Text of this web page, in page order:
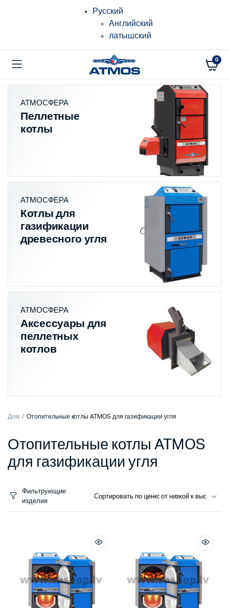
Русский
Английский
латышский
0
АТМОСФЕРА
Пеллетные
котлы
АТМОСФЕРА
Котлы для
газификации
древесного угля
АТМОСФЕРА
Аксессуары для
пеллетных
котлов
Дом Отопительные котлы ATMOS для газификации угля
Отопительные котлы ATMOS
для газификации угля
Фильтрующие
изделия